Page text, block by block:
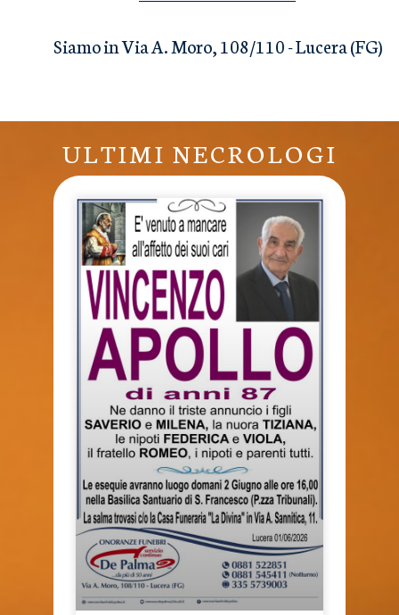
Siamo in Via A. Moro, 108/110 - Lucera (FG)
ULTIMI NECROLOGI